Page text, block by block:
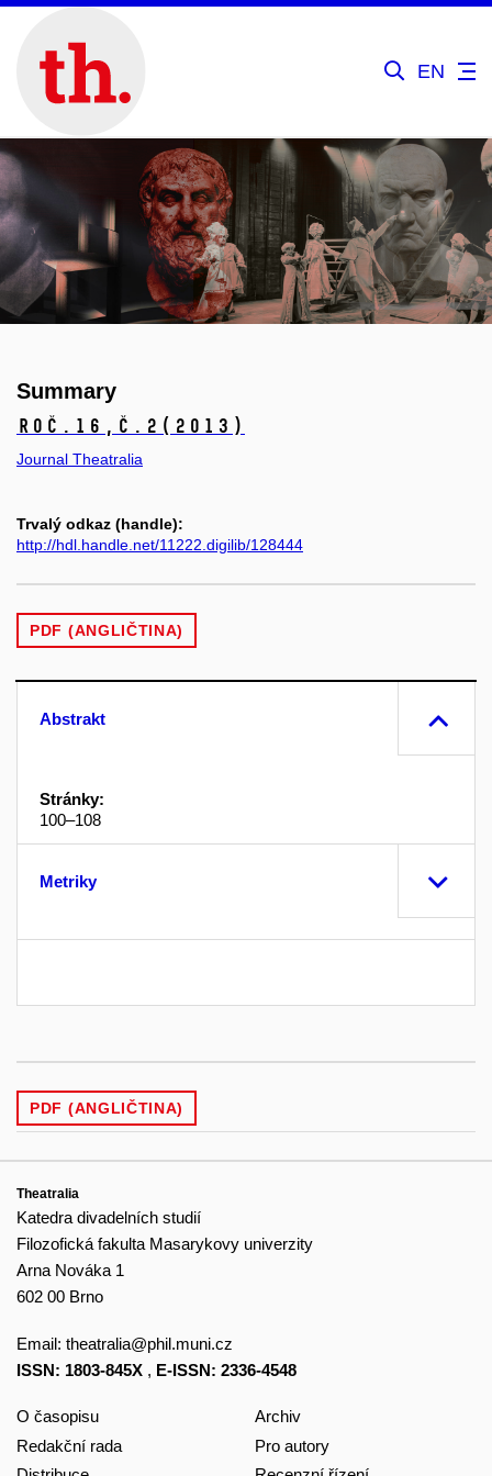
EN
Summary
Roč.16, č.2 (2013)
Journal Theatralia
Trvalý odkaz (handle):
http://hdl.handle.net/11222.digilib/128444
PDF (ANGLIČTINA)
Abstrakt
Stránky:
100–108
Metriky
PDF (ANGLIČTINA)
Theatralia
Katedra divadelních studií
Filozofická fakulta Masarykovy univerzity
Arna Nováka 1
602 00 Brno
Email: theatralia@phil.muni.cz
ISSN: 1803-845X , E-ISSN: 2336-4548
O časopisu
Redakční rada
Archiv
Pro autory